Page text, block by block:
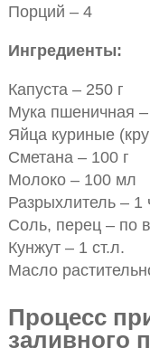
Порций – 4
Ингредиенты:
Капуста – 250 г
Мука пшеничная –
Яйца куриные
Сметана – 100 г
Молоко – 100 мл
Разрыхлитель – 1
Соль, перец – по
Кунжут – 1 ст.л.
Масло
Процесс
заливного